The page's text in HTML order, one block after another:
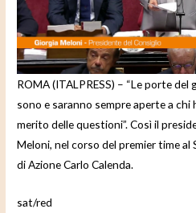
e
o
ROMA (ITALPRESS) – “Le porte
sono e saranno sempre aperte a
merito delle questioni”. Così il
Meloni, nel corso del premier time
di Azione Carlo Calenda.
sat/red